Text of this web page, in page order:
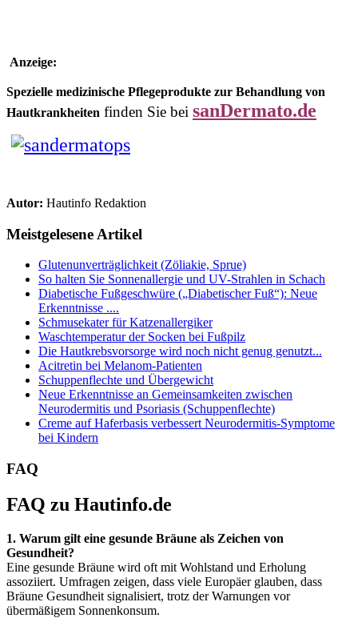
Anzeige:
Spezielle medizinische Pflegeprodukte zur Behandlung von
Hautkrankheiten finden Sie bei sanDermato.de
Autor: Hautinfo Redaktion
Meistgelesene Artikel
Glutenunverträglichkeit (Zöliakie, Sprue)
So halten Sie Sonnenallergie und UV-Strahlen in Schach
Diabetische Fußgeschwüre („Diabetischer Fuß“): Neue
Erkenntnisse ....
Schmusekater für Katzenallergiker
Waschtemperatur der Socken bei Fußpilz
Die Hautkrebsvorsorge wird noch nicht genug genutzt...
Acitretin bei Melanom-Patienten
Schuppenflechte und Übergewicht
Neue Erkenntnisse an Gemeinsamkeiten zwischen
Neurodermitis und Psoriasis (Schuppenflechte)
Creme auf Haferbasis verbessert Neurodermitis-Symptome
bei Kindern
FAQ
FAQ zu Hautinfo.de
1. Warum gilt eine gesunde Bräune als Zeichen von
Gesundheit?
Eine gesunde Bräune wird oft mit Wohlstand und Erholung
assoziiert. Umfragen zeigen, dass viele Europäer glauben, dass
Bräune Gesundheit signalisiert, trotz der Warnungen vor
übermäßigem Sonnenkonsum.